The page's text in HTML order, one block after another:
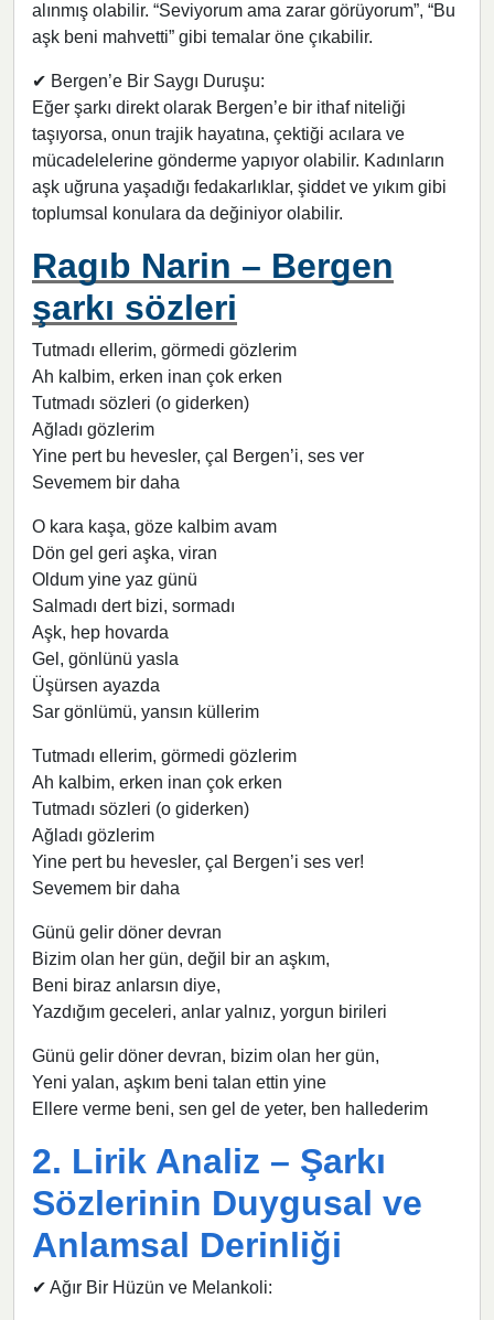
alınmış olabilir. “Seviyorum ama zarar görüyorum”, “Bu
aşk beni mahvetti” gibi temalar öne çıkabilir.
✔ Bergen’e Bir Saygı Duruşu:
Eğer şarkı direkt olarak Bergen’e bir ithaf niteliği
taşıyorsa, onun trajik hayatına, çektiği acılara ve
mücadelelerine gönderme yapıyor olabilir. Kadınların
aşk uğruna yaşadığı fedakarlıklar, şiddet ve yıkım gibi
toplumsal konulara da değiniyor olabilir.
Ragıb Narin – Bergen
şarkı sözleri
Tutmadı ellerim, görmedi gözlerim
Ah kalbim, erken inan çok erken
Tutmadı sözleri (o giderken)
Ağladı gözlerim
Yine pert bu hevesler, çal Bergen’i, ses ver
Sevemem bir daha
O kara kaşa, göze kalbim avam
Dön gel geri aşka, viran
Oldum yine yaz günü
Salmadı dert bizi, sormadı
Aşk, hep hovarda
Gel, gönlünü yasla
Üşürsen ayazda
Sar gönlümü, yansın küllerim
Tutmadı ellerim, görmedi gözlerim
Ah kalbim, erken inan çok erken
Tutmadı sözleri (o giderken)
Ağladı gözlerim
Yine pert bu hevesler, çal Bergen’i ses ver!
Sevemem bir daha
Günü gelir döner devran
Bizim olan her gün, değil bir an aşkım,
Beni biraz anlarsın diye,
Yazdığım geceleri, anlar yalnız, yorgun birileri
Günü gelir döner devran, bizim olan her gün,
Yeni yalan, aşkım beni talan ettin yine
Ellere verme beni, sen gel de yeter, ben hallederim
2. Lirik Analiz – Şarkı
Sözlerinin Duygusal ve
Anlamsal Derinliği
✔ Ağır Bir Hüzün ve Melankoli: